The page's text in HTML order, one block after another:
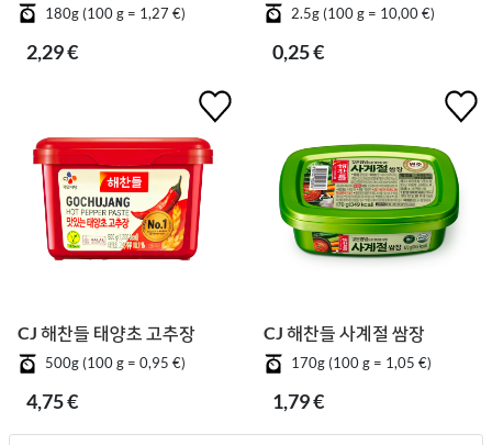
180g (100 g = 1,27 €)
2,29 €
2.5g (100 g = 10,00 €)
0,25 €
CJ 해찬들 태양초 고추장
500g (100 g = 0,95 €)
4,75 €
CJ 해찬들 사계절 쌈장
170g (100 g = 1,05 €)
1,79 €